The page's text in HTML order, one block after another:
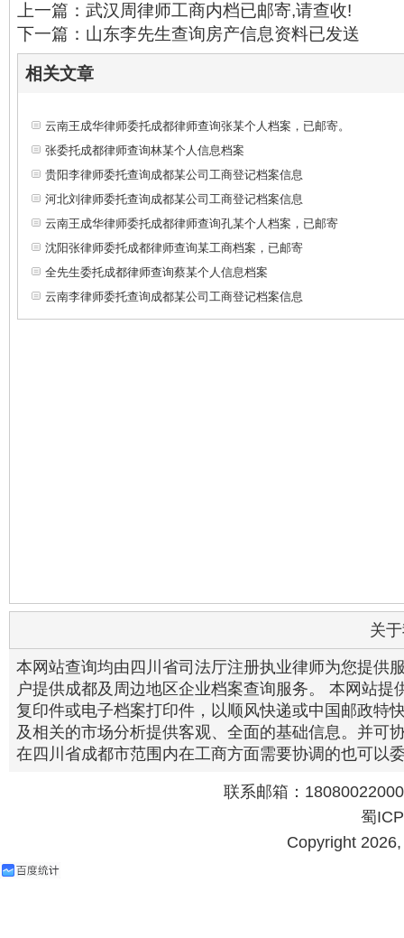
上一篇：武汉周律师工商内档已邮寄,请查收!
下一篇：山东李先生查询房产信息资料已发送
相关文章
云南王成华律师委托成都律师查询张某个人档案，已邮寄。
张委托成都律师查询林某个人信息档案
贵阳李律师委托查询成都某公司工商登记档案信息
河北刘律师委托查询成都某公司工商登记档案信息
云南王成华律师委托成都律师查询孔某个人档案，已邮寄
沈阳张律师委托成都律师查询某工商档案，已邮寄
全先生委托成都律师查询蔡某个人信息档案
云南李律师委托查询成都某公司工商登记档案信息
关
本网站查询均由四川省司法厅注册执业律师为您提供
户提供成都及周边地区企业档案查询服务。 本网站
复印件或电子档案打印件，以顺风快递或中国邮政特
及相关的市场分析提供客观、全面的基础信息。并可
在四川省成都市范围内在工商方面需要协调的也可以
联系邮箱：
蜀
Copyright